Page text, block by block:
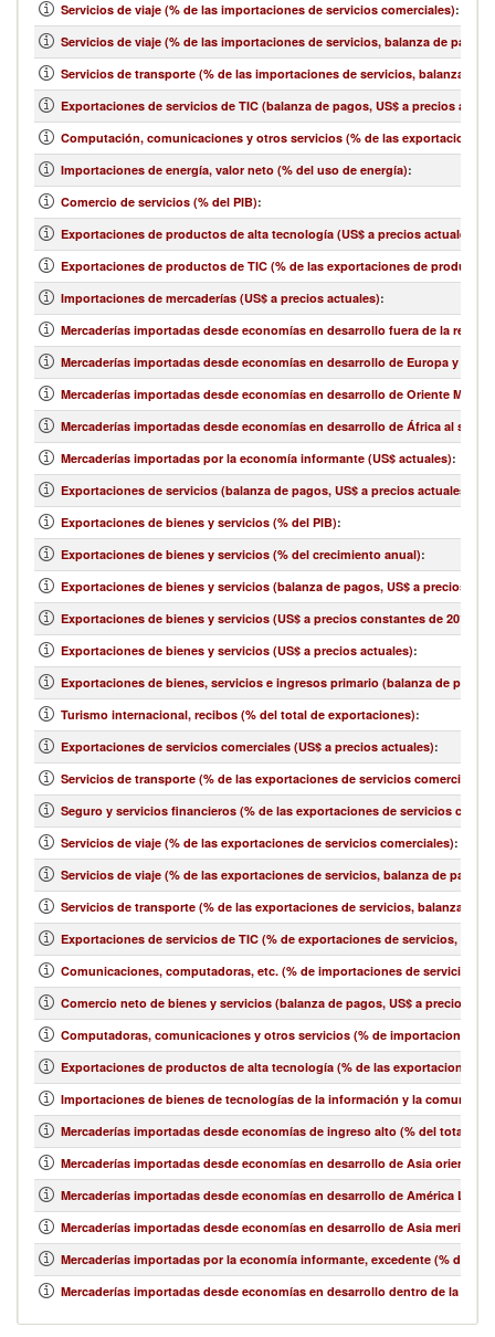
Servicios de viaje (% de las importaciones de servicios comerciales):
Servicios de viaje (% de las importaciones de servicios, balanza de pagos)
Servicios de transporte (% de las importaciones de servicios, balanza de
Exportaciones de servicios de TIC (balanza de pagos, US$ a precios
Computación, comunicaciones y otros servicios (% de las exportaciones
Importaciones de energía, valor neto (% del uso de energía):
Comercio de servicios (% del PIB):
Exportaciones de productos de alta tecnología (US$ a precios actuales)
Exportaciones de productos de TIC (% de las exportaciones de productos)
Importaciones de mercaderías (US$ a precios actuales):
Mercaderías importadas desde economías en desarrollo fuera de la
Mercaderías importadas desde economías en desarrollo de Europa y
Mercaderías importadas desde economías en desarrollo de Oriente
Mercaderías importadas desde economías en desarrollo de África al sur
Mercaderías importadas por la economía informante (US$ actuales):
Exportaciones de servicios (balanza de pagos, US$ a precios actuales)
Exportaciones de bienes y servicios (% del PIB):
Exportaciones de bienes y servicios (% del crecimiento anual):
Exportaciones de bienes y servicios (balanza de pagos, US$ a precios
Exportaciones de bienes y servicios (US$ a precios constantes de 2010)
Exportaciones de bienes y servicios (US$ a precios actuales):
Exportaciones de bienes, servicios e ingresos primario (balanza de
Turismo internacional, recibos (% del total de exportaciones):
Exportaciones de servicios comerciales (US$ a precios actuales):
Servicios de transporte (% de las exportaciones de servicios comerciales)
Seguro y servicios financieros (% de las exportaciones de servicios
Servicios de viaje (% de las exportaciones de servicios comerciales):
Servicios de viaje (% de las exportaciones de servicios, balanza de pagos)
Servicios de transporte (% de las exportaciones de servicios, balanza de
Exportaciones de servicios de TIC (% de exportaciones de servicios,
Comunicaciones, computadoras, etc. (% de importaciones de servicios,
Comercio neto de bienes y servicios (balanza de pagos, US$ a precios
Computadoras, comunicaciones y otros servicios (% de importaciones
Exportaciones de productos de alta tecnología (% de las exportaciones
Importaciones de bienes de tecnologías de la información y la
Mercaderías importadas desde economías de ingreso alto (% del total de
Mercaderías importadas desde economías en desarrollo de Asia oriental
Mercaderías importadas desde economías en desarrollo de América
Mercaderías importadas desde economías en desarrollo de Asia
Mercaderías importadas por la economía informante, excedente (% del
Mercaderías importadas desde economías en desarrollo dentro de la